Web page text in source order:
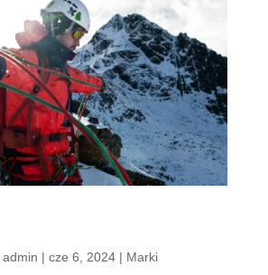
admin | cze 6, 2024| Marki